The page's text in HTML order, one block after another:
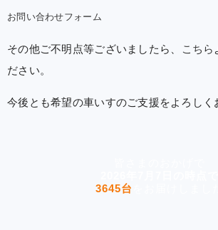
お問い合わせフォーム
その他ご不明点等ございましたら、 こちら
ださい。
今後とも希望の車いすのご支援をよろしく
3645台